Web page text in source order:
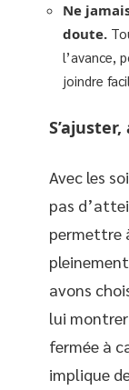
Ne
doute.
l’avance,
joindre
Avec les
pas
permettre
avons
lui
fermée à
implique